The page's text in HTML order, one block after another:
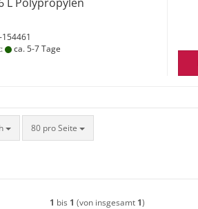
ca. 5-7 Tage
80 pro Seite
pro Seite
1 bis 1 (von insgesamt 1)